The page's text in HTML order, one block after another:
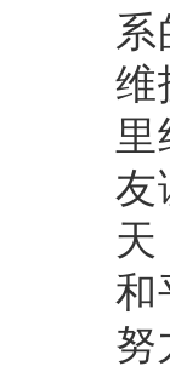
系
维
里
友
天
和
努